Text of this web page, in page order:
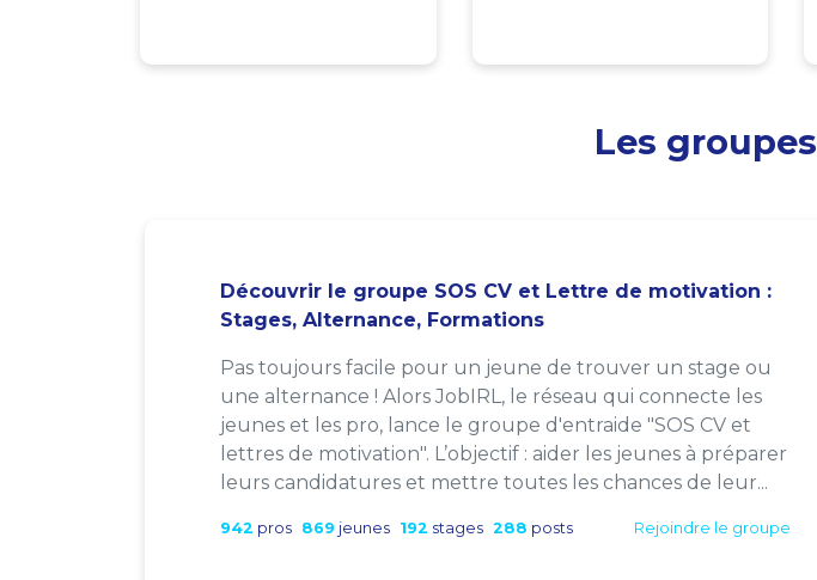
Les groupes
Découvrir le groupe SOS CV et Lettre de motivation :
Stages, Alternance, Formations
Pas toujours facile pour un jeune de trouver un stage ou
une alternance ! Alors JobIRL, le réseau qui connecte les
jeunes et les pro, lance le groupe d'entraide "SOS CV et
lettres de motivation". L’objectif : aider les jeunes à préparer
leurs candidatures et mettre toutes les chances de leur...
942 pros 869 jeunes 192 stages 288 posts Rejoindre le groupe